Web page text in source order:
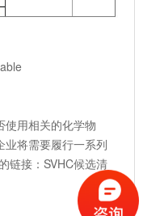
使用相关的化学物
业将需要履行一系列
链接：SVHC候选清